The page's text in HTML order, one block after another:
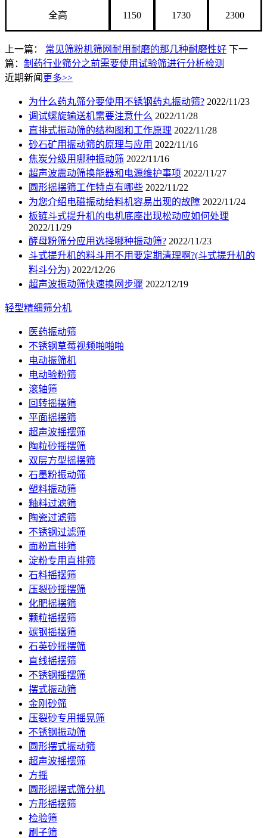
全高 1150 1730 2300
上一篇： 常见筛粉机筛网耐用耐磨的那几种耐磨性好 下一
篇： 制药行业筛分之前需要使用试验筛进行分析检测
近期新闻 更多>>
为什么药丸筛分要使用不锈钢药丸振动筛? 2022/11/23
调试螺旋输送机需要注意什么 2022/11/28
直排式振动筛的结构图和工作原理 2022/11/28
砂石矿用振动筛的原理与应用 2022/11/16
焦炭分级用哪种振动筛 2022/11/16
超声波震动筛换能器和电源维护事项 2022/11/27
圆形摇摆筛工作特点有哪些 2022/11/22
为您介绍电磁振动给料机容易出现的故障 2022/11/24
板链斗式提升机的电机底座出现松动应如何处理
2022/11/29
酵母粉筛分应用选择哪种振动筛? 2022/11/23
斗式提升机的料斗用不用要定期清理啊?(斗式提升机的
料斗分为) 2022/12/26
超声波振动筛快速换网步骤 2022/12/19
轻型精细筛分机
医药振动筛
不锈钢草莓视频啪啪啪
电动振筛机
电动验粉筛
滚轴筛
回转摇摆筛
平面摇摆筛
超声波摇摆筛
陶粒砂摇摆筛
双层方型摇摆筛
石墨粉振动筛
塑料振动筛
釉料过滤筛
陶瓷过滤筛
不锈钢过滤筛
面粉直排筛
淀粉专用直排筛
石料摇摆筛
压裂砂摇摆筛
化肥摇摆筛
颗粒摇摆筛
碳钢摇摆筛
石英砂摇摆筛
直线摇摆筛
不锈钢摇摆筛
摆式振动筛
金刚砂筛
压裂砂专用摇晃筛
不锈钢振动筛
圆形摆式振动筛
超声波摇摆筛
方摇
圆形摇摆式筛分机
方形摇摆筛
检验筛
刷子筛